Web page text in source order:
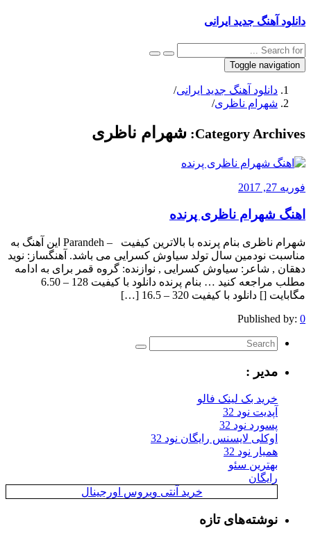
دانلود آهنگ جدید ایرانی
Toggle navigation
دانلود آهنگ جدید ایرانی/
شهرام ناظری/
Category Archives: شهرام ناظری
فوریه 27, 2017
اهنگ شهرام ناظری پرنده
شهرام ناظری بنام پرنده با بالاترین کیفیت – Parandeh این آهنگ به
مناسبت نودمین سال تولد سیاوش کسرایی می باشد. آهنگساز: نوید
دهقان , شاعر: سیاوش کسرایی , نوازنده: گروه قمر برای به ادامه
مطلب مراجعه کنید … بنام پرنده دانلود با کیفیت 128 – 6.50
مگابایت [] دانلود با کیفیت 320 – 16.5 […]
Published by: 0
مدیر :
خرید بک لینک فالو
آپدیت نود 32
پسورد نود 32
اوکلی لایسنس رایگان نود 32
همیار نود 32
بهترین سئو
رایگان
خرید آنتی ویروس اورجینال
نوشته‌های تازه